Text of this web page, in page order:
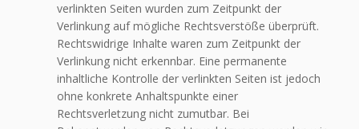
verlinkten Seiten wurden zum Zeitpunkt der
Verlinkung auf mögliche Rechtsverstöße überprüft.
Rechtswidrige Inhalte waren zum Zeitpunkt der
Verlinkung nicht erkennbar. Eine permanente
inhaltliche Kontrolle der verlinkten Seiten ist jedoch
ohne konkrete Anhaltspunkte einer
Rechtsverletzung nicht zumutbar. Bei